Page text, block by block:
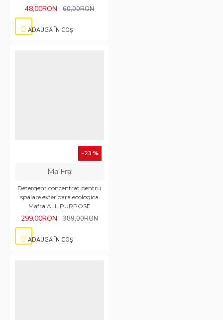
48,00RON 60,00RON
ADAUGĂ ÎN COŞ
-23 %
Ma Fra
Detergent concentrat pentru
spalare exterioara ecologica
Mafra ALL PURPOSE
299,00RON 389,00RON
ADAUGĂ ÎN COŞ